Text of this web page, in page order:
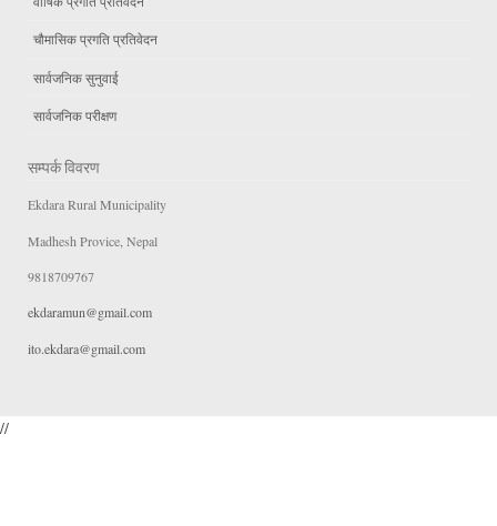
चौमासिक प्रगति प्रतिवेदन
सार्वजनिक सुनुवाई
सार्वजनिक परीक्षण
सम्पर्क विवरण
Ekdara Rural Municipality
Madhesh Provice, Nepal
9818709767
ekdaramun@gmail.com
ito.ekdara@gmail.com
//